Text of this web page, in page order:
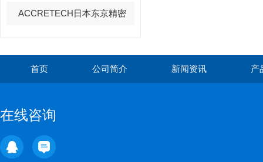
ACCRETECH日本东京精密
首页 公司简介 新闻资讯 产
在线咨询